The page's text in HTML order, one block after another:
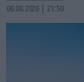
06.08.2026 | 21:50